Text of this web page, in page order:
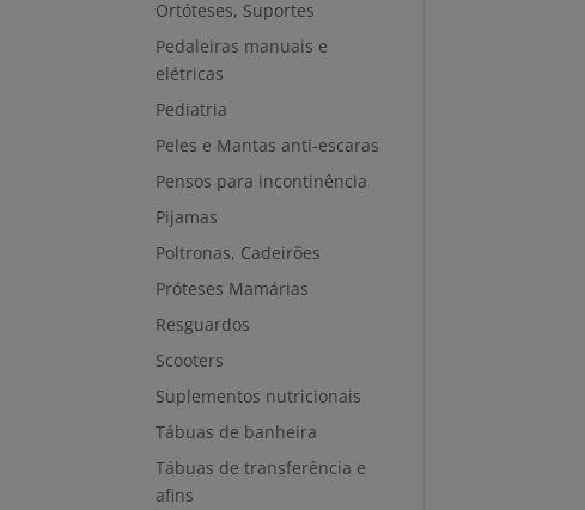
Ortóteses, Suportes
Pedaleiras manuais e
elétricas
Pediatria
Peles e Mantas anti-escaras
Pensos para incontinência
Pijamas
Poltronas, Cadeirões
Próteses Mamárias
Resguardos
Scooters
Suplementos nutricionais
Tábuas de banheira
Tábuas de transferência e
afins